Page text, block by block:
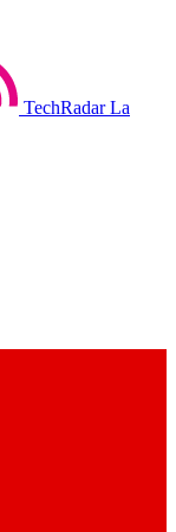
TechRadar La